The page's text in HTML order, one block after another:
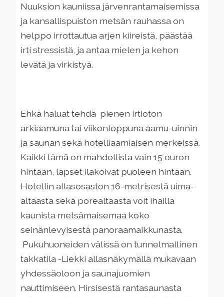
Nuuksion kauniissa järvenrantamaisemissa
ja kansallispuiston metsän rauhassa on
helppo irrottautua arjen kiireistä, päästää
irti stressistä, ja antaa mielen ja kehon
levätä ja virkistyä.
Ehkä haluat tehdä pienen irtioton
arkiaamuna tai viikonloppuna aamu-uinnin
ja saunan sekä hotelliaamiaisen merkeissä.
Kaikki tämä on mahdollista vain 15 euron
hintaan, lapset ilakoivat puoleen hintaan.
Hotellin allasosaston 16-metrisestä uima-
altaasta sekä porealtaasta voit ihailla
kaunista metsämaisemaa koko
seinänlevyisestä panoraamaikkunasta.
Pukuhuoneiden välissä on tunnelmallinen
takkatila -Liekki allasnäkymällä mukavaan
yhdessäoloon ja saunajuomien
nauttimiseen. Hirsisestä rantasaunasta